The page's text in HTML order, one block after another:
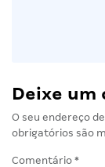
Deixe um
O seu endereço
obrigatórios são
Comentário *